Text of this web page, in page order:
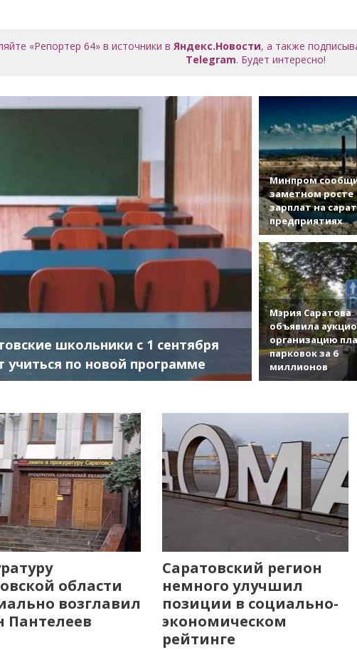
«Репортер 64» в источники вЯндекс.Новости, а также
Telegram. Будет интересно!
школьники с 1 сентября
учиться по новой программе
Минпром
заметном росте
зарплат на
предприятиях
Мэрия Саратова
объявила
организацию
парковок за 6
миллионов
области
возглавил
Пантелеев
Саратовский регион
немного улучшил
позиции в социально-
экономическом
рейтинге